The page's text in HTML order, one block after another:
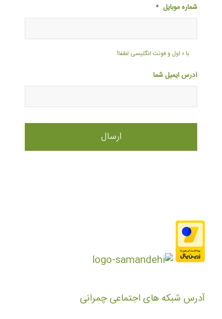
شماره موبایل *
با ۰ اول و فونت انگلیسی لطفا!
آدرس ایمیل شما
آدرس شبکه های اجتماعی چمرانی